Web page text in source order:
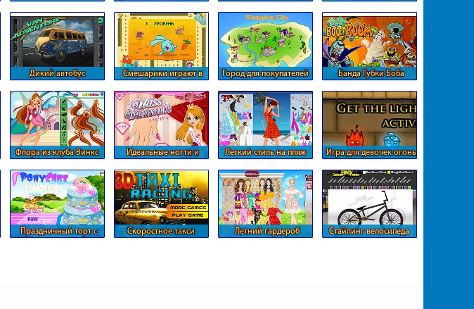
Дикий автобус
Смешарики играют в
Город для покупателей
Банда Губки Боба
Флора из клуба Винкс
Идеальные ногти и
Легкий стиль на пляж
Игра для девочек огонь
Праздничный торт с
Скоростное такси
Летний гардероб
Стайлинг велосипеда